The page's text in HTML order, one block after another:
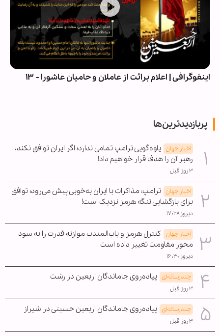
اینفوگرافی | اعلام برائت از عاملان و حامیان عاشورا - ۱۳
پربازدیدترین‌ها
اخبار جهان یاوه‌گویی ترامپ تمامی ندارد؛ اگر ایران توافق نکند،
رهبر آن را هدف قرار خواهیم داد!
۳ روز قبل
اخبار جهان ترامپ: مذاکرات با ایران به‌خوبی پیش می‌رود؛ توافق
برای بازگشایی تنگه هرمز نزدیک است!
دیروز ۱۷:۲۸
اخبار جهان کنترل هرمز و باب‌المندب موازنه قدرت را به سود
محور مقاومت تغییر داده است
دیروز ۱۶:۳۰
چندرسانه‌ای پیاده‌روی جاماندگان اربعین در رشت
۳ روز قبل
چندرسانه‌ای پیاده‌روی جاماندگان اربعین حسینی در شیراز
۳ روز قبل